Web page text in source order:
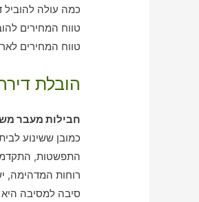
כמה עולה להוביל דירת 5 חדרים בנועם עם חברת
טווח המחירים להובלת דירת 5 חדרים
טווח המחירים לאריזה דירת 5 חדרים
הובלת
חבילות מעבר
כמובן ששינוע
התפשטות,
רוחות המדהימה,
סיבה למסיבה